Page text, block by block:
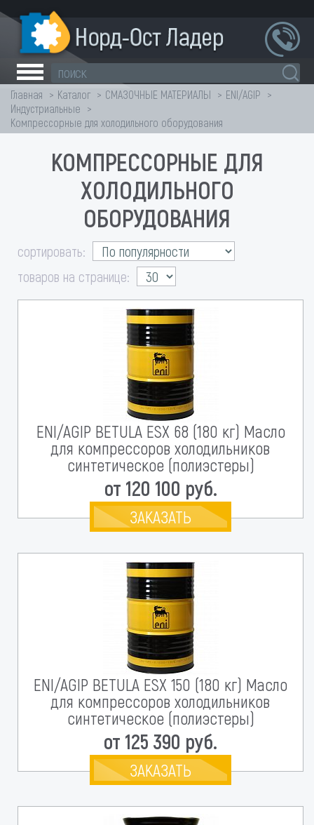
Главная Каталог СМАЗОЧНЫЕ МАТЕРИАЛЫ
ENI/AGIP
Индустриальные
Компрессорные для холодильного оборудования
КОМПРЕССОРНЫЕ ДЛЯ
ХОЛОДИЛЬНОГО
ОБОРУДОВАНИЯ
сортировать:
товаров на странице:
ENI/AGIP BETULA ESX 68 (180 кг) Масло
для компрессоров холодильников
синтетическое (полиэстеры)
от 120 100 руб.
ЗАКАЗАТЬ
ENI/AGIP BETULA ESX 150 (180 кг) Масло
для компрессоров холодильников
синтетическое (полиэстеры)
от 125 390 руб.
ЗАКАЗАТЬ